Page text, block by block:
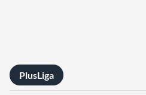
PlusLiga